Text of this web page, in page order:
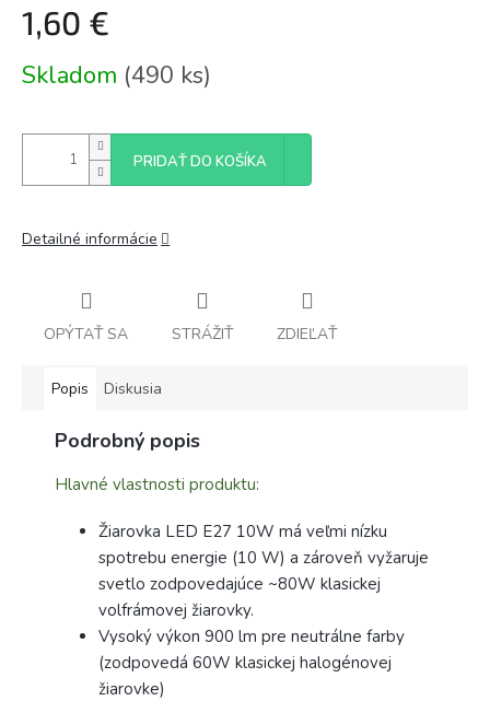
1,60 €
cena:
Skladom (490 ks)
PRIDAŤ DO KOŠÍKA
Detailné informácie
OPÝTAŤ SA STRÁŽIŤ ZDIEĽAŤ
Popis Diskusia
Podrobný popis
Hlavné vlastnosti produktu:
Žiarovka LED E27 10W má veľmi nízku
spotrebu energie (10 W) a zároveň vyžaruje
svetlo zodpovedajúce ~80W klasickej
volfrámovej žiarovky.
Vysoký výkon 900 lm pre neutrálne farby
(zodpovedá 60W klasickej halogénovej
žiarovke)